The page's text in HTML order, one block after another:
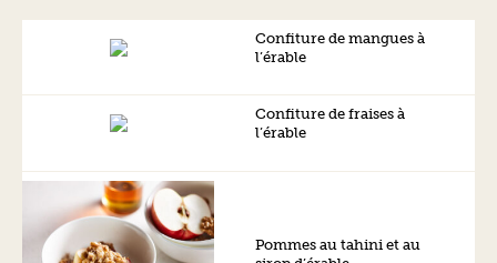
Confiture de mangues à
l’érable
Confiture de fraises à
l’érable
Pommes au tahini et au